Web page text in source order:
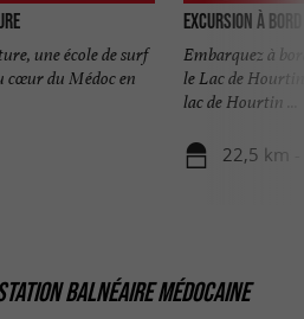
une école de surf
cœur du Médoc en
Excursion à bord
Embarquez à
le Lac de
lac de Hourtin ...
22,5 km
BALNÉAIRE MÉDOCAINE